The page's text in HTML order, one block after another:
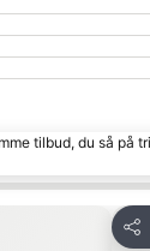
tilbud, du så på
Del